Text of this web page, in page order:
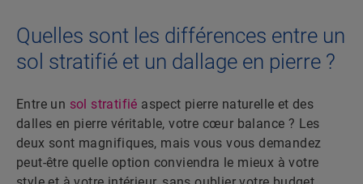
Quelles sont les différences entre un
sol stratifié et un dallage en pierre ?
Entre un sol stratifié aspect pierre naturelle et des
dalles en pierre véritable, votre cœur balance ? Les
deux sont magnifiques, mais vous vous demandez
peut-être quelle option conviendra le mieux à votre